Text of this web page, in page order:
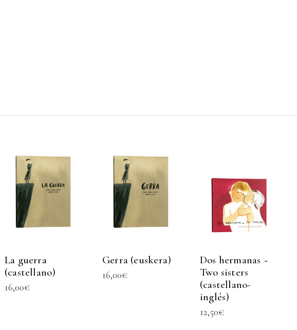
La guerra
(castellano)
16,00€
Gerra (euskera)
16,00€
Dos hermanas ~
Two sisters
(castellano-
inglés)
12,50€